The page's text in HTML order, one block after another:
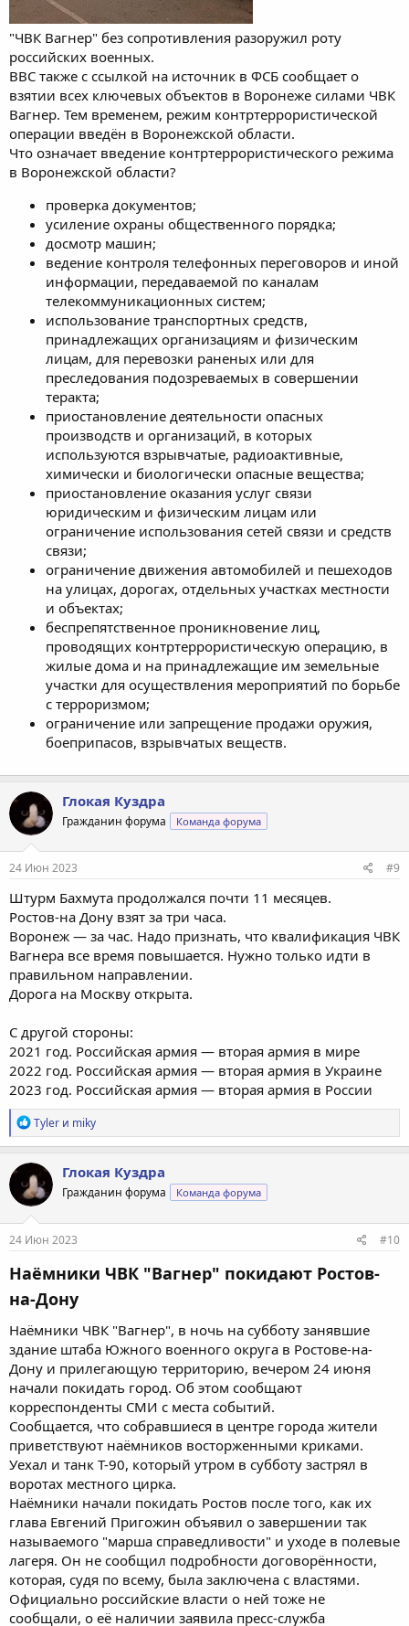
"ЧВК Вагнер" без сопротивления разоружил роту
российских военных.
ВВС также с ссылкой на источник в ФСБ сообщает о
взятии всех ключевых объектов в Воронеже силами ЧВК
Вагнер. Тем временем, режим контртеррористической
операции введён в Воронежской области.
Что означает введение контртеррористического режима
в Воронежской области?
проверка документов;
усиление охраны общественного порядка;
досмотр машин;
ведение контроля телефонных переговоров и иной
информации, передаваемой по каналам
телекоммуникационных систем;
использование транспортных средств,
принадлежащих организациям и физическим
лицам, для перевозки раненых или для
преследования подозреваемых в совершении
теракта;
приостановление деятельности опасных
производств и организаций, в которых
используются взрывчатые, радиоактивные,
химически и биологически опасные вещества;
приостановление оказания услуг связи
юридическим и физическим лицам или
ограничение использования сетей связи и средств
связи;
ограничение движения автомобилей и пешеходов
на улицах, дорогах, отдельных участках местности
и объектах;
беспрепятственное проникновение лиц,
проводящих контртеррористическую операцию, в
жилые дома и на принадлежащие им земельные
участки для осуществления мероприятий по борьбе
с терроризмом;
ограничение или запрещение продажи оружия,
боеприпасов, взрывчатых веществ.
Глокая Куздра
Гражданин форума Команда форума
24 Июн 2023 #9
Штурм Бахмута продолжался почти 11 месяцев.
Ростов-на Дону взят за три часа.
Воронеж — за час. Надо признать, что квалификация ЧВК
Вагнера все время повышается. Нужно только идти в
правильном направлении.
Дорога на Москву открыта.
С другой стороны:
2021 год. Российская армия — вторая армия в мире
2022 год. Российская армия — вторая армия в Украине
2023 год. Российская армия — вторая армия в России
Р
е
а
к
ц
и
и
:
Tyler и miky
Глокая Куздра
Гражданин форума Команда форума
24 Июн 2023 #10
Наёмники ЧВК "Вагнер" покидают Ростов-
на-Дону
Наёмники ЧВК "Вагнер", в ночь на субботу занявшие
здание штаба Южного военного округа в Ростове-на-
Дону и прилегающую территорию, вечером 24 июня
начали покидать город. Об этом сообщают
корреспонденты СМИ с места событий.
Сообщается, что собравшиеся в центре города жители
приветствуют наёмников восторженными криками.
Уехал и танк Т-90, который утром в субботу застрял в
воротах местного цирка.
Наёмники начали покидать Ростов после того, как их
глава Евгений Пригожин объявил о завершении так
называемого "марша справедливости" и уходе в полевые
лагеря. Он не сообщил подробности договорённости,
которая, судя по всему, была заключена с властями.
Официально российские власти о ней тоже не
сообщали, о её наличии заявила пресс-служба